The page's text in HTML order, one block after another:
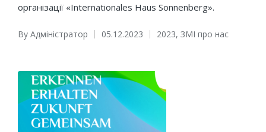
організації «Internationales Haus Sonnenberg».
Posted
By Адміністратор 05.12.2023
Posted
2023, ЗМІ про нас